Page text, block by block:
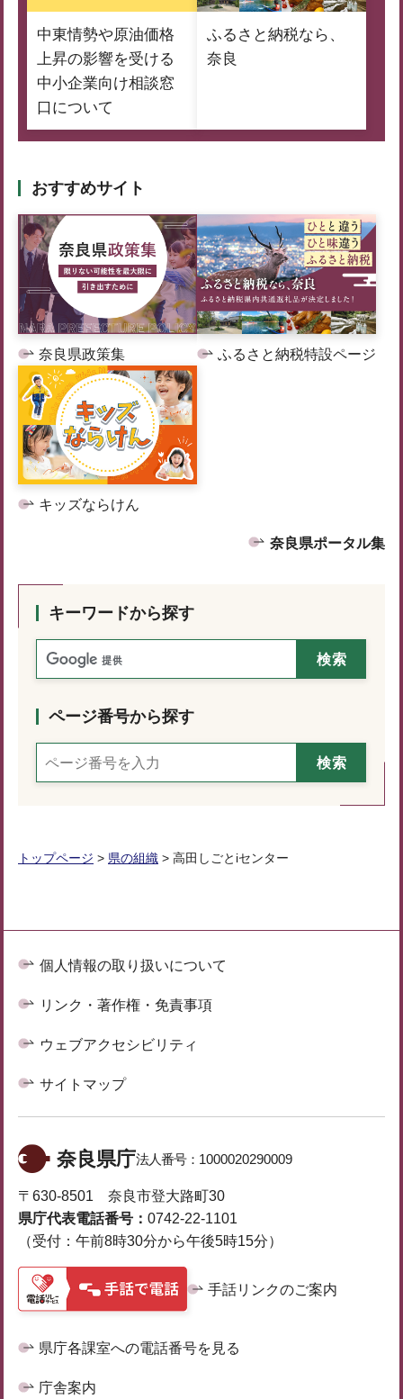
中東情勢や原油価格
上昇の影響を受ける
中小企業向け相談窓
口について
ふるさと納税なら、
奈良
おすすめサイト
奈良県政策集 ふるさと納税特設ページ
キッズならけん
奈良県ポータル集
キーワードから探す
ページ番号から探す
トップページ > 県の組織 > 高田しごとiセンター
個人情報の取り扱いについて
リンク・著作権・免責事項
ウェブアクセシビリティ
サイトマップ
奈良県庁法人番号： 1000020290009
〒630-8501 奈良市登大路町30
県庁代表電話番号： 0742-22-1101
（受付：午前8時30分から午後5時15分）
手話リンクのご案内
県庁各課室への電話番号を見る
庁舎案内